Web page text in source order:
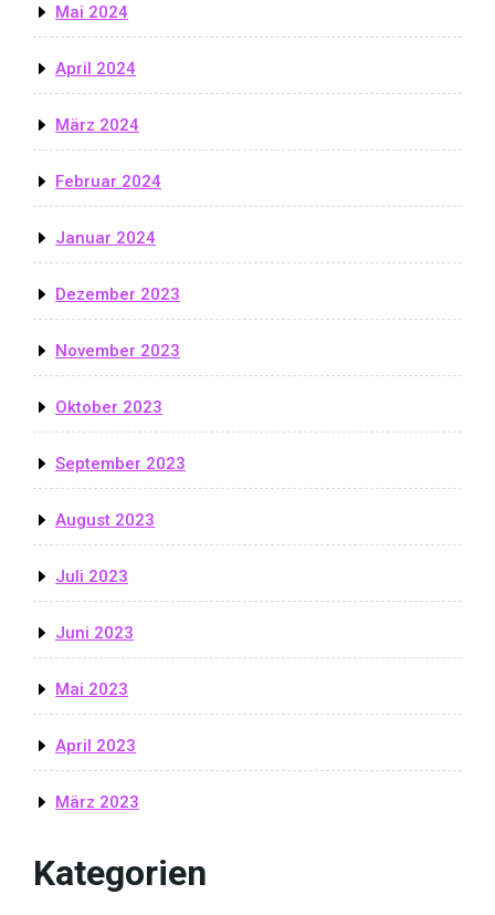
Mai 2024
April 2024
März 2024
Februar 2024
Januar 2024
Dezember 2023
November 2023
Oktober 2023
September 2023
August 2023
Juli 2023
Juni 2023
Mai 2023
April 2023
März 2023
Kategorien